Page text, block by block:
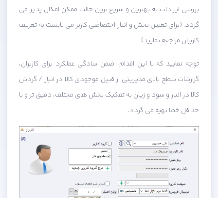
بررسی ایرادات به بهترین و سریع ترین حالت ممکن امکان پذیر می
گردد. (برای تعیین بخش و انبار اختصاصی کاربر می بایست به تعریف
کاربران مراجعه نمایید)
توجه نمایید که با این اقدام، ضمن سادگی عملکرد برای کاربران،
گزارشات سطح بالای مدیریتی از قبیل موجودی کالا در انبار / گردش
کالا در انبار و سود و زیان به تفکیک بخش های مختلف، دقیق تر و با
حداقل خطا تهیه می گردد.